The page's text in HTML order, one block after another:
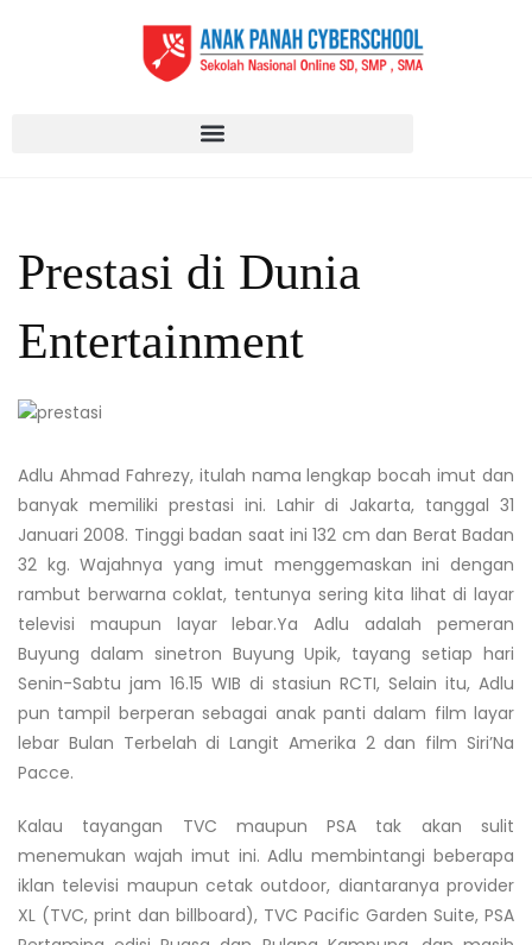
Prestasi di Dunia
Entertainment
Adlu Ahmad Fahrezy, itulah nama lengkap bocah imut dan
banyak memiliki prestasi ini. Lahir di Jakarta, tanggal 31
Januari 2008. Tinggi badan saat ini 132 cm dan Berat Badan
32 kg. Wajahnya yang imut menggemaskan ini dengan
rambut berwarna coklat, tentunya sering kita lihat di layar
televisi maupun layar lebar.Ya Adlu adalah pemeran
Buyung dalam sinetron Buyung Upik, tayang setiap hari
Senin-Sabtu jam 16.15 WIB di stasiun RCTI, Selain itu, Adlu
pun tampil berperan sebagai anak panti dalam film layar
lebar Bulan Terbelah di Langit Amerika 2 dan film Siri’Na
Pacce.
Kalau tayangan TVC maupun PSA tak akan sulit
menemukan wajah imut ini. Adlu membintangi beberapa
iklan televisi maupun cetak outdoor, diantaranya provider
XL (TVC, print dan billboard), TVC Pacific Garden Suite, PSA